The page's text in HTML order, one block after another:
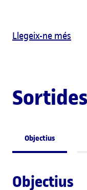
Llegeix-ne més
Objectius
Objectius